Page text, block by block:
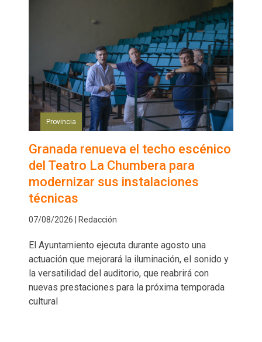
Provincia
Granada renueva el techo escénico
del Teatro La Chumbera para
modernizar sus instalaciones
técnicas
07/08/2026 | Redacción
El Ayuntamiento ejecuta durante agosto una
actuación que mejorará la iluminación, el sonido y
la versatilidad del auditorio, que reabrirá con
nuevas prestaciones para la próxima temporada
cultural